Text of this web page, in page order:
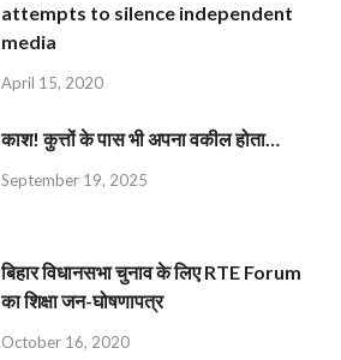
attempts to silence independent
media
April 15, 2020
काश! कुत्तों के पास भी अपना वकील होता…
September 19, 2025
बिहार विधानसभा चुनाव के लिए RTE Forum
का शिक्षा जन-घोषणापत्र
October 16, 2020